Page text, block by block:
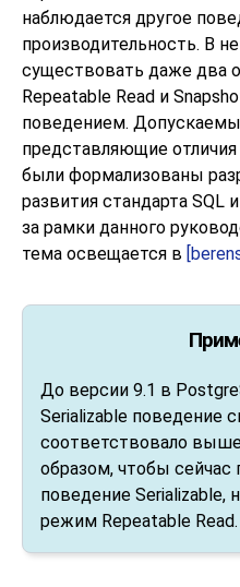
наблюдается другое
производительность. В
существовать даже два
Repeatable Read и
поведением.
представляющие
были формализованы
развития стандарта SQL
за рамки данного
тема освещается в
До версии 9.1 в
Serializable поведение
соответствовало
образом, чтобы сейчас
поведение Serializable,
режим Repeatable Read.